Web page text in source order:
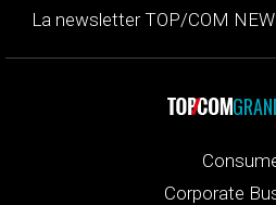
La newsletter TOP/COM
Corporate